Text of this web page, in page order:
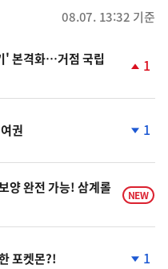
08.07. 13:32 기준
' 본격화…거점 국립
1
권
락
1
양 완전 가능! 삼계롤
NEW
포켓몬?! 1